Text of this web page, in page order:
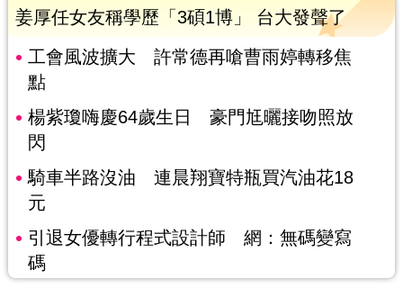
姜厚任女友稱學歷「3碩1博」 台大發聲了
工會風波擴大 許常德再嗆曹雨婷轉移焦
點
楊紫瓊嗨慶64歲生日 豪門尪曬接吻照放
閃
騎車半路沒油 連晨翔寶特瓶買汽油花18
元
引退女優轉行程式設計師 網：無碼變寫
碼